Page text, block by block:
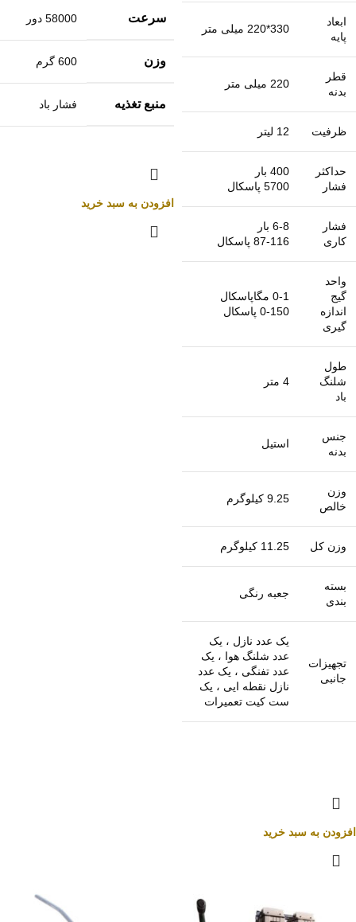
ابعاد
پایه
330*220 میلی متر
قطر
بدنه
220 میلی متر
ظرفیت 12 لیتر
حداکثر
فشار
400 بار
5700 پاسکال
فشار
کاری
6-8 بار
87-116 پاسکال
واحد
گیج
اندازه
گیری
0-1 مگاپاسکال
0-150 پاسکال
طول
شلنگ
باد
4 متر
جنس
بدنه
استیل
وزن
خالص
9.25 کیلوگرم
وزن کل 11.25 کیلوگرم
بسته
بندی
جعبه رنگی
تجهیزات
جانبی
یک عدد نازل ، یک
عدد شلنگ هوا ، یک
عدد تفنگی ، یک عدد
نازل نقطه ایی ، یک
ست کیت تعمیرات
افزودن به سبد خرید
سرعت 58000 دور
وزن 600 گرم
منبع تغذیه فشار باد
افزودن به سبد خرید